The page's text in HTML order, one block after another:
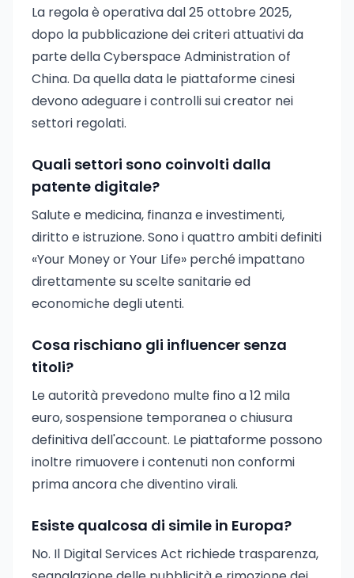
La regola è operativa dal 25 ottobre 2025,
dopo la pubblicazione dei criteri attuativi da
parte della Cyberspace Administration of
China. Da quella data le piattaforme cinesi
devono adeguare i controlli sui creator nei
settori regolati.
Quali settori sono coinvolti dalla
patente digitale?
Salute e medicina, finanza e investimenti,
diritto e istruzione. Sono i quattro ambiti definiti
«Your Money or Your Life» perché impattano
direttamente su scelte sanitarie ed
economiche degli utenti.
Cosa rischiano gli influencer senza
titoli?
Le autorità prevedono multe fino a 12 mila
euro, sospensione temporanea o chiusura
definitiva dell'account. Le piattaforme possono
inoltre rimuovere i contenuti non conformi
prima ancora che diventino virali.
Esiste qualcosa di simile in Europa?
No. Il Digital Services Act richiede trasparenza,